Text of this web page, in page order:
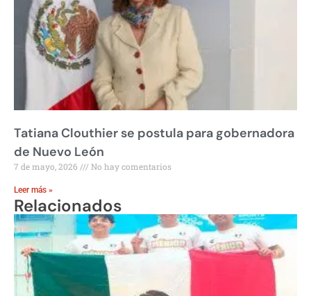
Tatiana Clouthier se postula para gobernadora
de Nuevo León
7 de mayo, 2026 No hay comentarios
Leer más »
Relacionados